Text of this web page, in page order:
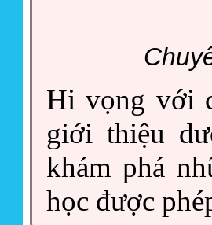
Hi vọng với
giới thiệu
khám phá
học được